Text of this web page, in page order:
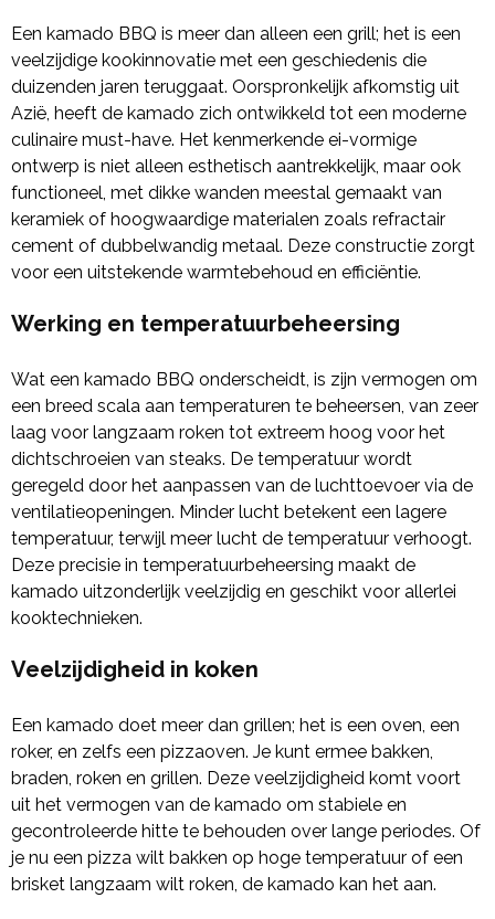
Een kamado BBQ is meer dan alleen een grill; het is een
veelzijdige kookinnovatie met een geschiedenis die
duizenden jaren teruggaat. Oorspronkelijk afkomstig uit
Azië, heeft de kamado zich ontwikkeld tot een moderne
culinaire must-have. Het kenmerkende ei-vormige
ontwerp is niet alleen esthetisch aantrekkelijk, maar ook
functioneel, met dikke wanden meestal gemaakt van
keramiek of hoogwaardige materialen zoals refractair
cement of dubbelwandig metaal. Deze constructie zorgt
voor een uitstekende warmtebehoud en efficiëntie.
Werking en temperatuurbeheersing
Wat een kamado BBQ onderscheidt, is zijn vermogen om
een breed scala aan temperaturen te beheersen, van zeer
laag voor langzaam roken tot extreem hoog voor het
dichtschroeien van steaks. De temperatuur wordt
geregeld door het aanpassen van de luchttoevoer via de
ventilatieopeningen. Minder lucht betekent een lagere
temperatuur, terwijl meer lucht de temperatuur verhoogt.
Deze precisie in temperatuurbeheersing maakt de
kamado uitzonderlijk veelzijdig en geschikt voor allerlei
kooktechnieken.
Veelzijdigheid in koken
Een kamado doet meer dan grillen; het is een oven, een
roker, en zelfs een pizzaoven. Je kunt ermee bakken,
braden, roken en grillen. Deze veelzijdigheid komt voort
uit het vermogen van de kamado om stabiele en
gecontroleerde hitte te behouden over lange periodes. Of
je nu een pizza wilt bakken op hoge temperatuur of een
brisket langzaam wilt roken, de kamado kan het aan.